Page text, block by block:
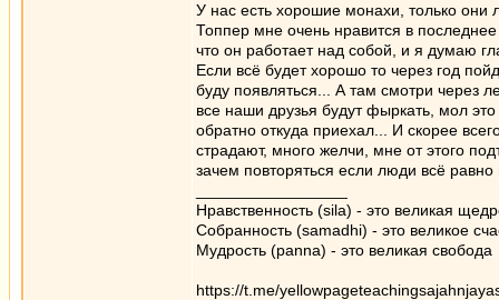
У нас есть хорошие монахи, только они
Топпер мне очень нравится в последнее
что он работает над собой, и я думаю
Если всё будет хорошо то через год
буду появляться... А там смотри через
все наши друзья будут фыркать, мол
обратно откуда приехал... И скорее
страдают, много желчи, мне от этого
зачем повторяться если люди всё равно
Нравственность (sila) - это великая
Собранность (samadhi) - это великое
Мудрость (panna) - это великая свобода
https://t.me/